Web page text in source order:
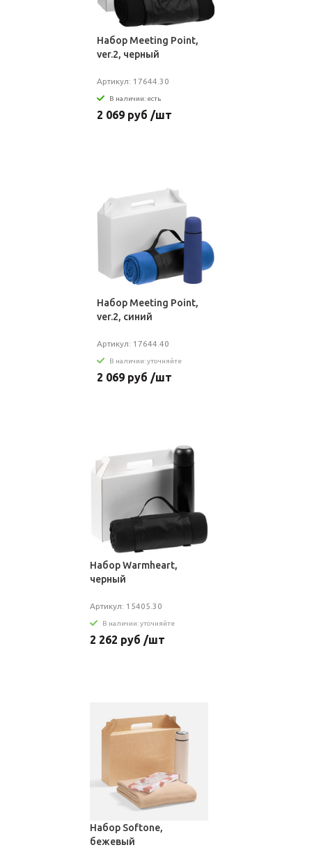
Набор Meeting Point,
ver.2, черный
Артикул: 17644.30
В наличии: есть
2 069 руб /шт
Набор Meeting Point,
ver.2, синий
Артикул: 17644.40
В наличии: уточняйте
2 069 руб /шт
Набор Warmheart,
черный
Артикул: 15405.30
В наличии: уточняйте
2 262 руб /шт
Набор Softone,
бежевый